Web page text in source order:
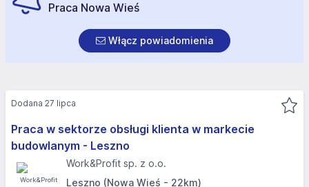
Praca Nowa Wieś
Włącz powiadomienia
Praca w sektorze obsługi klienta w markecie
budowlanym - Leszno
Work&Profit sp. z o.o.
Leszno (Nowa Wieś - 22km)
Dodana 27 lipca